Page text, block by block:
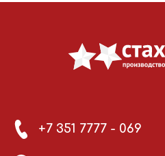
+7 351 7777 - 069